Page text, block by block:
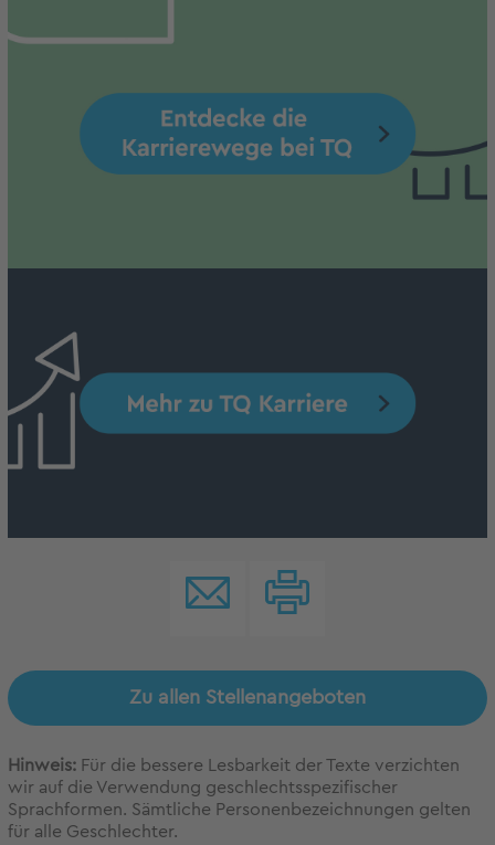
Zu allen Stellenangeboten
Hinweis: Für die bessere Lesbarkeit der Texte verzichten
wir auf die Verwendung geschlechtsspezifischer
Sprachformen. Sämtliche Personenbezeichnungen gelten
für alle Geschlechter.